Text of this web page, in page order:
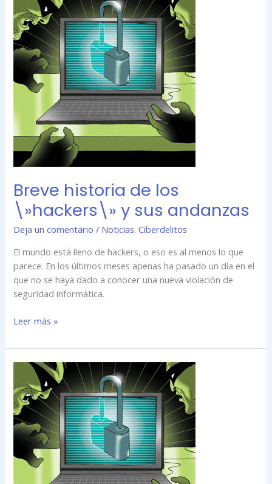
Breve historia de los
\»hackers\» y sus andanzas
Deja un comentario / Noticias. Ciberdelitos
El mundo está lleno de hackers, o eso es al menos lo que
parece. En los últimos meses apenas ha pasado un día en el
que no se haya dado a conocer una nueva violación de
seguridad informática.
historia
de
los
\»hackers\»
y
andanzas
Leer más »
Breve
historia
de
los
\»hackers\»
y
andanzas